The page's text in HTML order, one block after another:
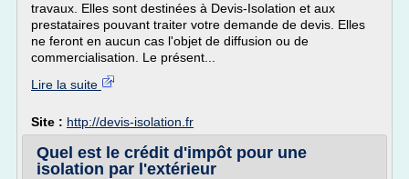
travaux. Elles sont destinées à Devis-Isolation et aux
prestataires pouvant traiter votre demande de devis. Elles
ne feront en aucun cas l'objet de diffusion ou de
commercialisation. Le présent...
Lire la suite
Site : http://devis-isolation.fr
Quel est le crédit d'impôt pour une
isolation par l'extérieur